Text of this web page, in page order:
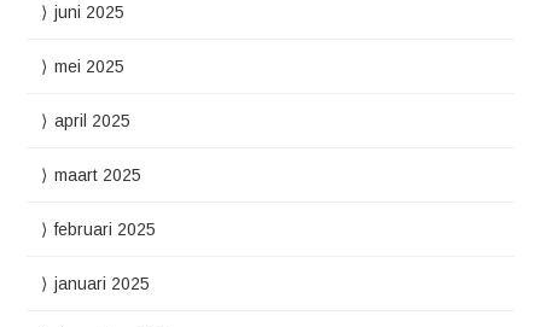
juni 2025
mei 2025
april 2025
maart 2025
februari 2025
januari 2025